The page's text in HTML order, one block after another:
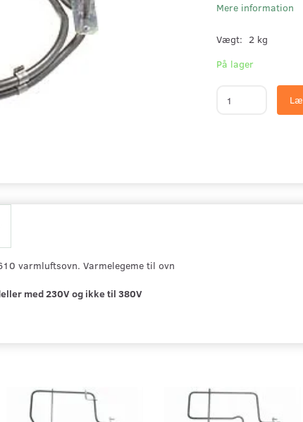
Mere information
Vægt: 2 kg
På lager
varmluftsovn. Varmelegeme til ovn
med 230V og ikke til 380V